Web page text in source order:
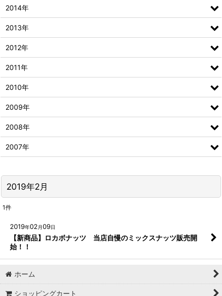
2019年2月
1件
2019年02 月09日
【新商品】ロカボナッツ 当店自慢のミックスナッツ販売開
始！！
2014年
2013年
2012年
2011年
2010年
2009年
2008年
2007年
ホーム
ショッピングカート